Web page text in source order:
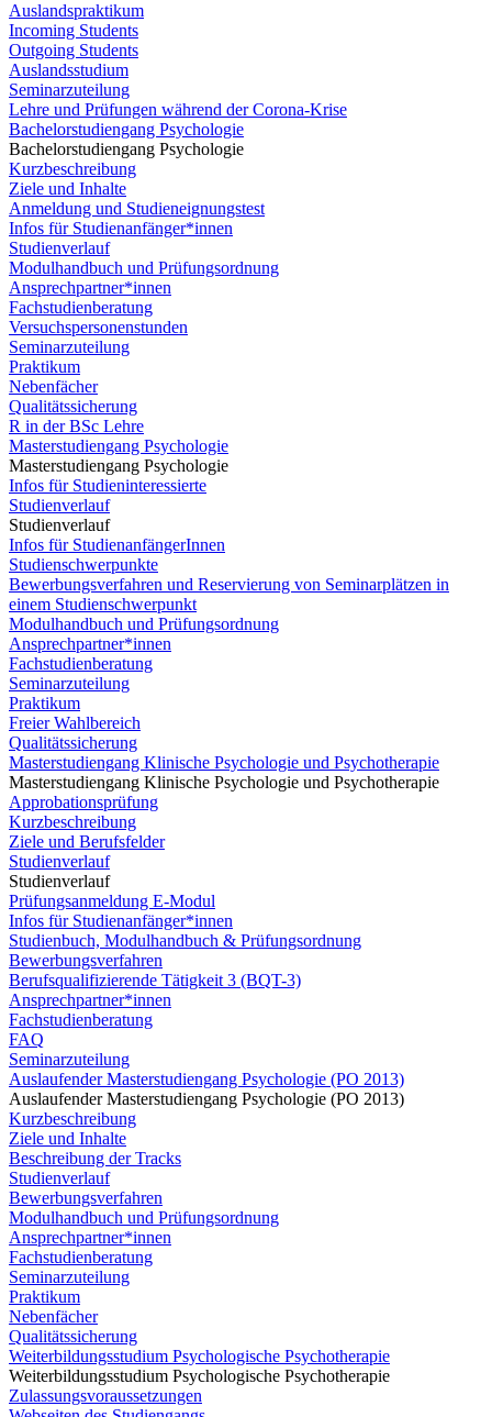
Auslandspraktikum
Incoming Students
Outgoing Students
Auslandsstudium
Seminarzuteilung
Lehre und Prüfungen während der Corona-Krise
Bachelorstudiengang Psychologie
Bachelorstudiengang Psychologie
Kurzbeschreibung
Ziele und Inhalte
Anmeldung und Studieneignungstest
Infos für Studienanfänger*innen
Studienverlauf
Modulhandbuch und Prüfungsordnung
Ansprechpartner*innen
Fachstudienberatung
Versuchspersonenstunden
Seminarzuteilung
Praktikum
Nebenfächer
Qualitätssicherung
R in der BSc Lehre
Masterstudiengang Psychologie
Masterstudiengang Psychologie
Infos für Studieninteressierte
Studienverlauf
Studienverlauf
Infos für StudienanfängerInnen
Studienschwerpunkte
Bewerbungsverfahren und Reservierung von Seminarplätzen in
einem Studienschwerpunkt
Modulhandbuch und Prüfungsordnung
Ansprechpartner*innen
Fachstudienberatung
Seminarzuteilung
Praktikum
Freier Wahlbereich
Qualitätssicherung
Masterstudiengang Klinische Psychologie und Psychotherapie
Masterstudiengang Klinische Psychologie und Psychotherapie
Approbationsprüfung
Kurzbeschreibung
Ziele und Berufsfelder
Studienverlauf
Studienverlauf
Prüfungsanmeldung E-Modul
Infos für Studienanfänger*innen
Studienbuch, Modulhandbuch & Prüfungsordnung
Bewerbungsverfahren
Berufsqualifizierende Tätigkeit 3 (BQT-3)
Ansprechpartner*innen
Fachstudienberatung
FAQ
Seminarzuteilung
Auslaufender Masterstudiengang Psychologie (PO 2013)
Auslaufender Masterstudiengang Psychologie (PO 2013)
Kurzbeschreibung
Ziele und Inhalte
Beschreibung der Tracks
Studienverlauf
Bewerbungsverfahren
Modulhandbuch und Prüfungsordnung
Ansprechpartner*innen
Fachstudienberatung
Seminarzuteilung
Praktikum
Nebenfächer
Qualitätssicherung
Weiterbildungsstudium Psychologische Psychotherapie
Weiterbildungsstudium Psychologische Psychotherapie
Zulassungsvoraussetzungen